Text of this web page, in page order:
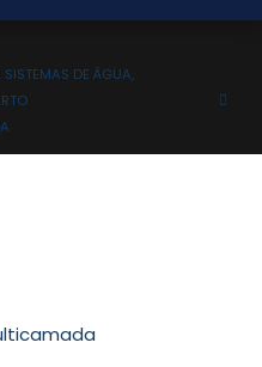
SISTEMAS DE ÁGUA,